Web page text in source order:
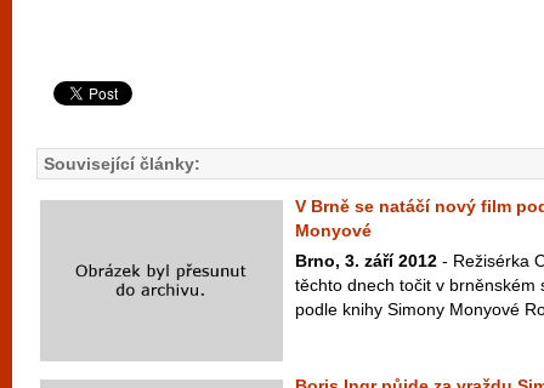
Související články:
V Brně se natáčí nový film
Monyové
Brno, 3. září 2012 - Režisérka
těchto dnech točit v brněnském
podle knihy Simony Monyové